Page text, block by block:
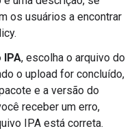
os usuários a encontrar
IPA, escolha o arquivo do
o upload for concluído,
e a versão do
receber um erro,
IPA está correta.